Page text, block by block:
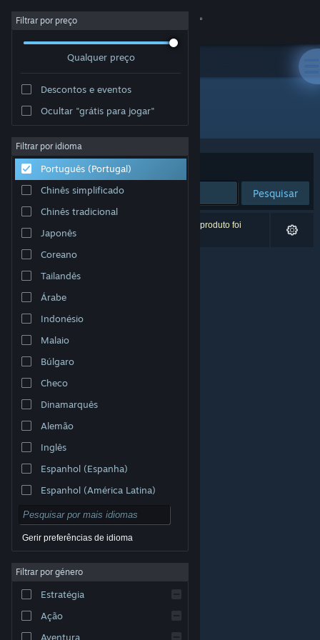
Iniciar sessão
Sobre
Apoio
Alterar idioma
Instala a app móvel do Steam
Ver versão para computadores
© Valve Corporation. Todos os direitos reservados.
respetivos proprietários nos E.U.A. e outros países.
Acessibilidade
Reembolsos|Cookies
Filtrar por preço
Qualquer preço
Descontos e eventos
Ocultar "grátis para jogar"
Filtrar por idioma
Português (Portugal)
Chinês simplificado
Chinês tradicional
Japonês
Coreano
Tailandês
Árabe
Indonésio
Malaio
Búlgaro
Checo
Dinamarquês
Alemão
Inglês
Espanhol (Espanha)
Espanhol (América Latina)
Gerir preferências de idioma
Filtrar por género
Estratégia
Ação
Aventura
Developer: Quantum Soup Studios
Ordenar por Relevância
Pesquisar
0 resultados correspondentes à tua pesquisa. 1 produto foi
excluído com base nas tuas preferências.